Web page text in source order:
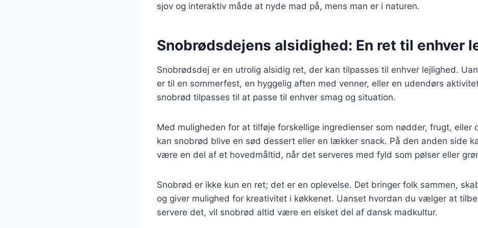
sjov og interaktiv måde at nyde mad på, mens man er i naturen.
Snobrødsdejens alsidighed: En ret til enhver
Snobrødsdej er en utrolig alsidig ret, der kan tilpasses til enhver lejlighed.
er til en sommerfest, en hyggelig aften med venner, eller en udendørs
snobrød tilpasses til at passe til enhver smag og situation.
Med muligheden for at tilføje forskellige ingredienser som nødder, frugt, eller
kan snobrød blive en sød dessert eller en lækker snack. På den anden side
være en del af et hovedmåltid, når det serveres med fyld som pølser eller
Snobrød er ikke kun en ret; det er en oplevelse. Det bringer folk sammen,
og giver mulighed for kreativitet i køkkenet. Uanset hvordan du vælger at
servere det, vil snobrød altid være en elsket del af dansk madkultur.